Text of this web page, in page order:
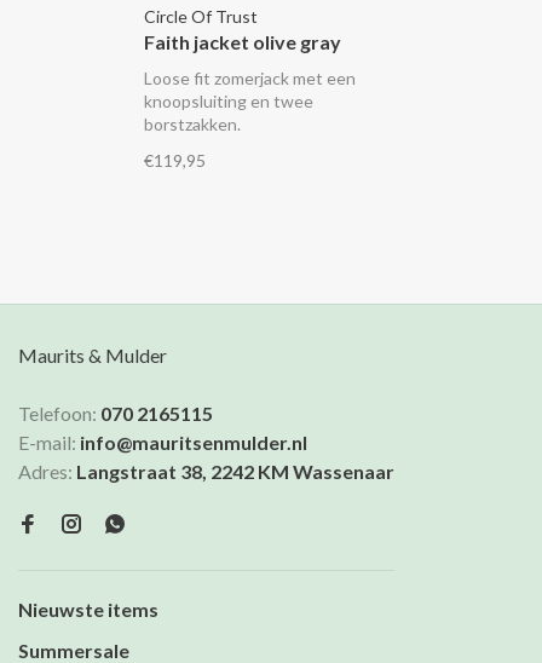
Circle Of Trust
Faith jacket olive gray
Loose fit zomerjack met een
knoopsluiting en twee
borstzakken.
€119,95
Maurits & Mulder
Telefoon: 070 2165115
E-mail: info@mauritsenmulder.nl
Adres: Langstraat 38, 2242 KM Wassenaar
Nieuwste items
Summersale